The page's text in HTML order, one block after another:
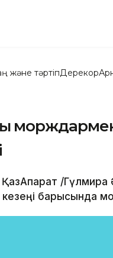
және тәртіпДерекқор
морждармен
/
барысында